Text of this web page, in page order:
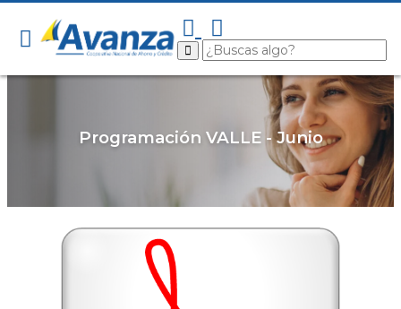
Programación VALLE - Junio